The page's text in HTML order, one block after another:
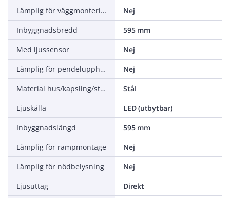
Lämplig för väggmontering
Nej
Inbyggnadsbredd
595 mm
Med ljussensor
Nej
Lämplig för pendelupphängning
Nej
Material hus/kapsling/stomme
Stål
Ljuskälla
LED (utbytbar)
Inbyggnadslängd
595 mm
Lämplig för rampmontage
Nej
Lämplig för nödbelysning
Nej
Ljusuttag
Direkt